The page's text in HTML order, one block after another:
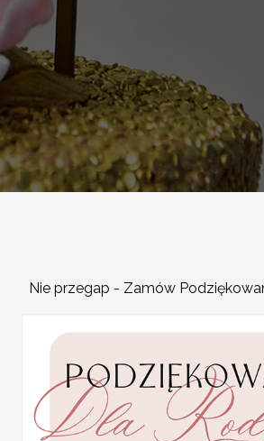
OPIS
Nie przegap - Zamów